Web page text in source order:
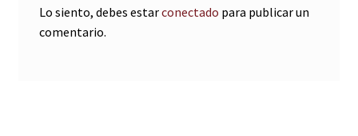
Lo siento, debes estarconectado para publicar un
comentario.